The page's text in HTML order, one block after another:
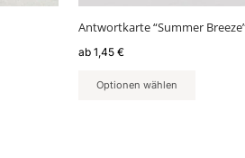
Antwortkarte “Summer
ab 1,45 €
Optionen wählen
werden